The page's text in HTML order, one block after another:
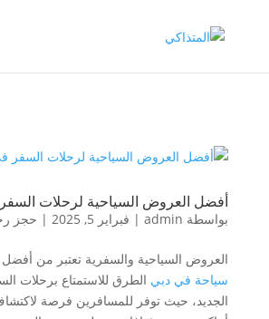
أفضل العروض السياحية لرحلات السفر
بواسطة admin
| فبراير 5, 2025 | حجز
العروض السياحية والسفرية تعتبر من أفضل
سياحة في دبي الطرق للاستمتاع برحلات
الجديد، حيث توفر للمسافرين فرصة